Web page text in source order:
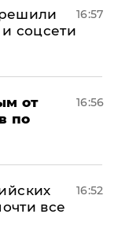
соцсети
16:57
от
по
16:56
все
16:52